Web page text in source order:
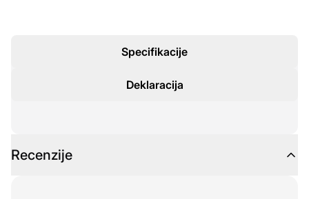
Specifikacije
Deklaracija
Recenzije